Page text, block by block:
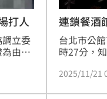
打人
立委
由，
2幫
連鎖餐酒
台北市公
時27分，
部停車格
2025/11/21